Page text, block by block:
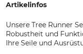
Artikelinfos
Unsere Tree Runner
Robustheit und
Ihre Seile und